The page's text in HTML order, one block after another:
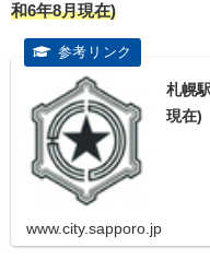
和6年8月現在)
札幌
現在)
www.city.sapporo.jp